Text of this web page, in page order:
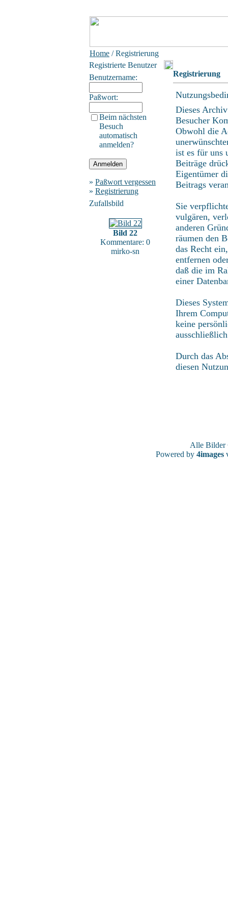
Home / Registrierung
Registrierte Benutzer
Benutzername:
Paßwort:
Beim nächsten
Besuch
automatisch
anmelden?
» Paßwort vergessen
» Registrierung
Zufallsbild
Bild 22
Kommentare: 0
mirko-sn
Registrierung
Dieses
Besucher
Obwohl die
ist es für uns
Beiträge
Eigentümer
Beitrags
Sie
vulgären,
anderen
räumen den
das Recht
entfernen
daß die im
einer
Dieses
Ihrem
keine
Durch das
diesen
Alle
Powered by 4images